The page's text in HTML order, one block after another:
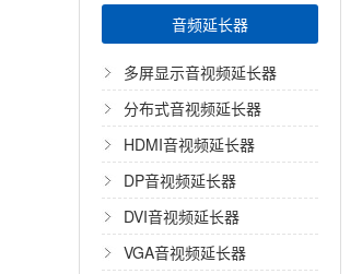
音频延长器
多屏显示音视频延长器
分布式音视频延长器
HDMI音视频延长器
DP音视频延长器
DVI音视频延长器
VGA音视频延长器